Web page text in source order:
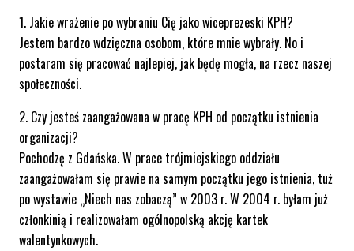
1. Jakie wrażenie po wybraniu Cię jako wiceprezeski KPH?
Jestem bardzo wdzięczna osobom, które mnie wybrały. No i
postaram się pracować najlepiej, jak będę mogła, na rzecz naszej
społeczności.
2. Czy jesteś zaangażowana w pracę KPH od początku istnienia
organizacji?
Pochodzę z Gdańska. W prace trójmiejskiego oddziału
zaangażowałam się prawie na samym początku jego istnienia, tuż
po wystawie „Niech nas zobaczą” w 2003 r. W 2004 r. byłam już
członkinią i realizowałam ogólnopolską akcję kartek
walentynkowych.